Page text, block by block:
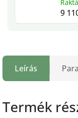
9
Leírás
Termék